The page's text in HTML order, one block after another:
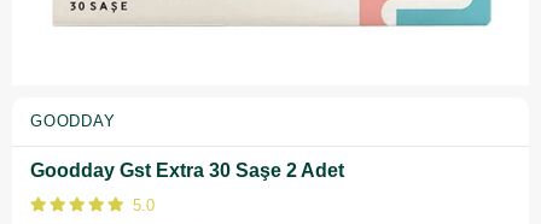
GOODDAY
Goodday Gst Extra 30 Saşe 2 Adet
5.0